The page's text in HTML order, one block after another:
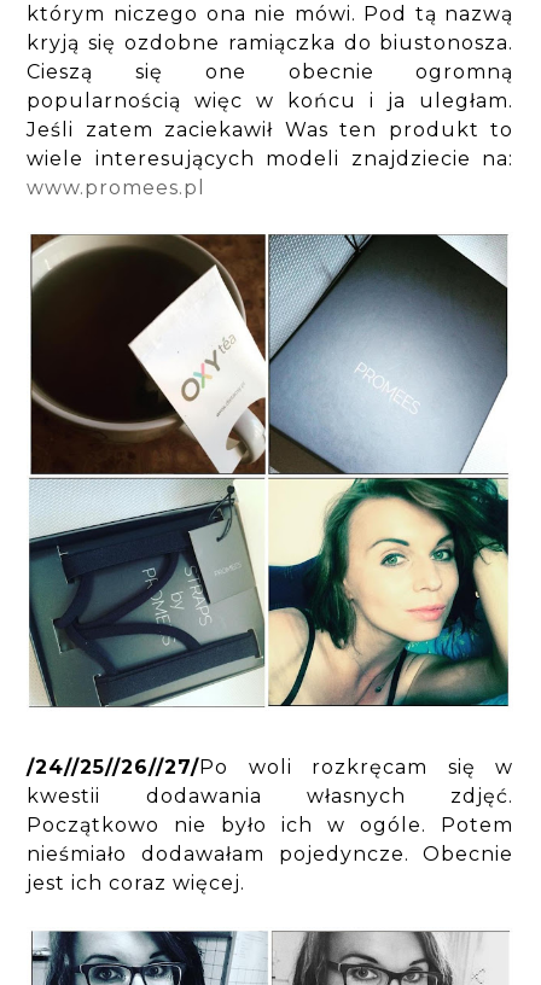
którym niczego ona nie mówi. Pod tą nazwą
kryją się ozdobne ramiączka do biustonosza.
Cieszą się one obecnie ogromną
popularnością więc w końcu i ja uległam.
Jeśli zatem zaciekawił Was ten produkt to
wiele interesujących modeli znajdziecie na:
www.promees.pl
/24//25//26//27/Po woli rozkręcam się w
kwestii dodawania własnych zdjęć.
Początkowo nie było ich w ogóle. Potem
nieśmiało dodawałam pojedyncze. Obecnie
jest ich coraz więcej.